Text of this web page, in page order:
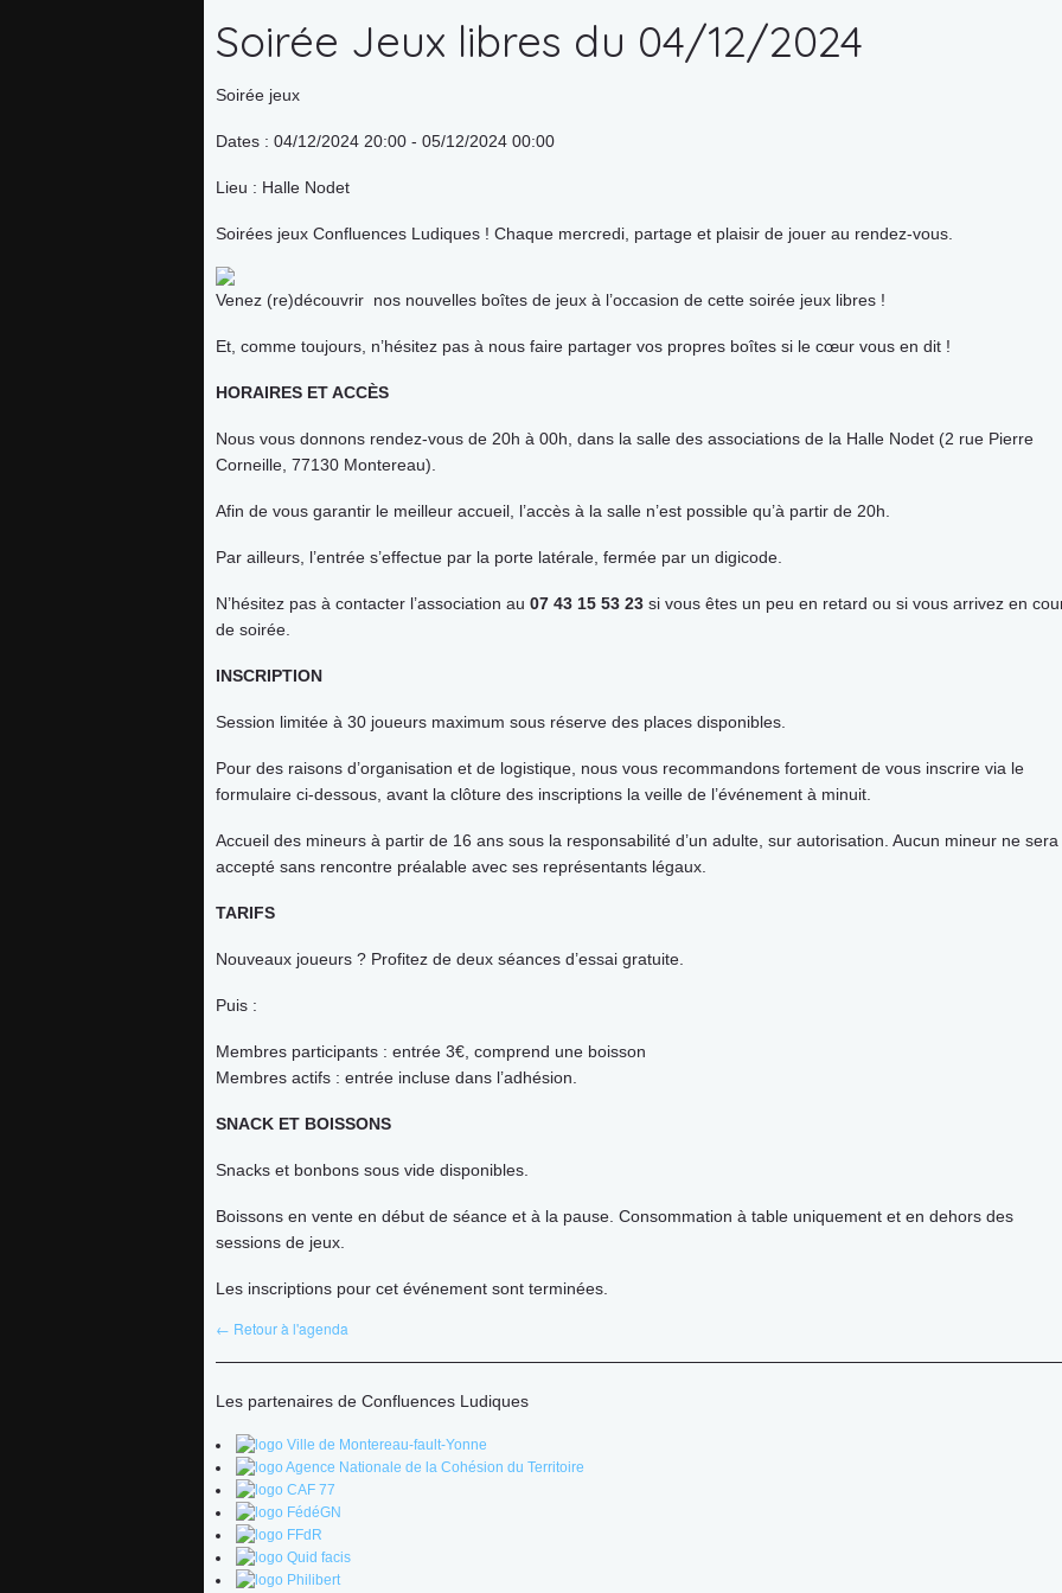
Accueil
l’association
Adhérer
Agenda
partenaires
presse
Contact
Connexion
Soirée Jeux libres du 04/12/2024
Soirée jeux
Dates : 04/12/2024 20:00 - 05/12/2024 00:00
Lieu : Halle Nodet
Soirées jeux Confluences Ludiques ! Chaque mercredi, partage et plaisir de jouer au rendez-vous.
Venez (re)découvrir nos nouvelles boîtes de jeux à l’occasion de cette soirée jeux libres !
Et, comme toujours, n’hésitez pas à nous faire partager vos propres boîtes si le cœur vous en dit !
HORAIRES ET ACCÈS
Nous vous donnons rendez-vous de 20h à 00h, dans la salle des associations de la Halle Nodet (2 rue Pierre
Corneille, 77130 Montereau).
Afin de vous garantir le meilleur accueil, l’accès à la salle n’est possible qu’à partir de 20h.
Par ailleurs, l’entrée s’effectue par la porte latérale, fermée par un digicode.
N’hésitez pas à contacter l’association au 07 43 15 53 23 si vous êtes un peu en retard ou si vous arrivez en
de soirée.
INSCRIPTION
Session limitée à 30 joueurs maximum sous réserve des places disponibles.
Pour des raisons d’organisation et de logistique, nous vous recommandons fortement de vous inscrire via le
formulaire ci-dessous, avant la clôture des inscriptions la veille de l’événement à minuit.
Accueil des mineurs à partir de 16 ans sous la responsabilité d’un adulte, sur autorisation. Aucun mineur ne sera
accepté sans rencontre préalable avec ses représentants légaux.
TARIFS
Nouveaux joueurs ? Profitez de deux séances d’essai gratuite.
Puis :
Membres participants : entrée 3€, comprend une boisson
Membres actifs : entrée incluse dans l’adhésion.
SNACK ET BOISSONS
Snacks et bonbons sous vide disponibles.
Boissons en vente en début de séance et à la pause. Consommation à table uniquement et en dehors des
sessions de jeux.
Les inscriptions pour cet événement sont terminées.
← Retour à l'agenda
Les partenaires de Confluences Ludiques